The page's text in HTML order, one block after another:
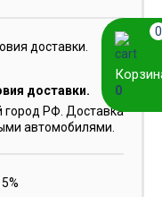
доставки.
город РФ. Доставка
автомобилями.
0
0